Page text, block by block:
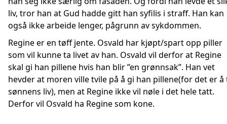
liv, tror han at Gud hadde gitt han syfilis i straff. Han kan
også ikke arbeide lenger, pågrunn av sykdommen.
Regine er en tøff jente. Osvald har kjøpt/spart opp piller
som vil kunne ta livet av han. Osvald vil derfor at Regine
skal gi han pillene hvis han blir ”en grønnsak”. Han vet
hevder at moren ville tvile på å gi han pillene(for det er å
sønnens liv), men at Regine ikke vil nøle i det hele tatt.
Derfor vil Osvald ha Regine som kone.